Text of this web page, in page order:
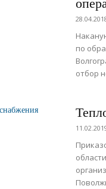
по
отбор